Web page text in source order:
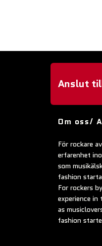
Anslut
Om oss/
För rockare
erfarenhet
som
fashion
For rockers
experience
as
fashion